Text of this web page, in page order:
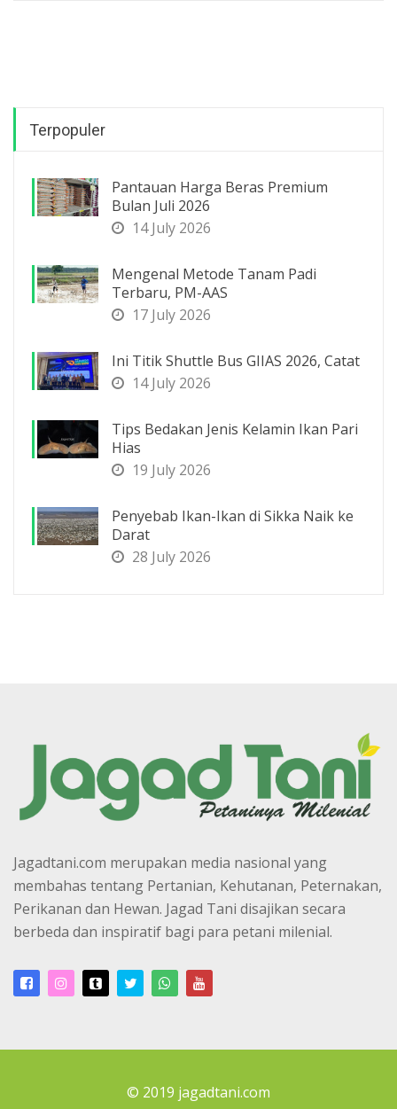
Terpopuler
Pantauan Harga Beras Premium
Bulan Juli 2026
14 July 2026
Mengenal Metode Tanam Padi
Terbaru, PM-AAS
17 July 2026
Ini Titik Shuttle Bus GIIAS 2026, Catat
14 July 2026
Tips Bedakan Jenis Kelamin Ikan Pari
Hias
19 July 2026
Penyebab Ikan-Ikan di Sikka Naik ke
Darat
28 July 2026
Jagadtani.com merupakan media nasional yang
membahas tentang Pertanian, Kehutanan, Peternakan,
Perikanan dan Hewan. Jagad Tani disajikan secara
berbeda dan inspiratif bagi para petani milenial.
© 2019 jagadtani.com